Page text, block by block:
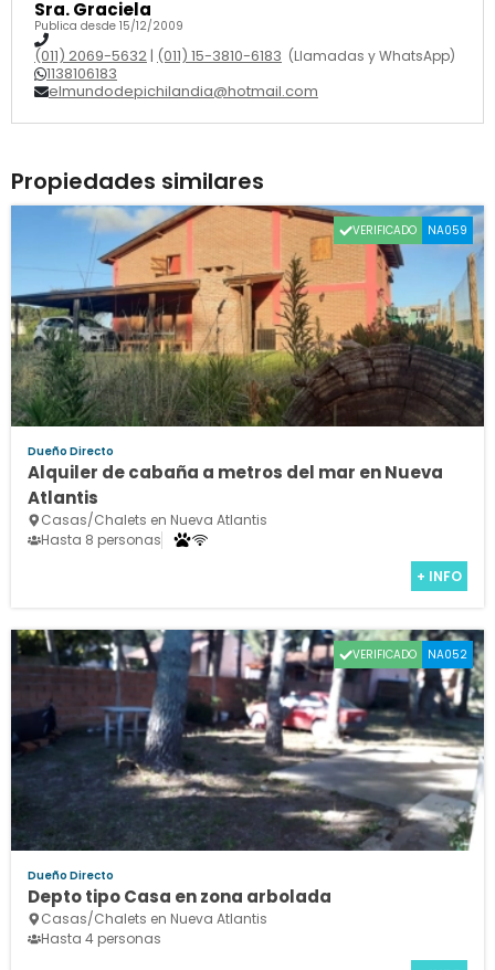
Sra. Graciela
Publica desde 15/12/2009
(011) 2069-5632| (011) 15-3810-6183 (Llamadas y WhatsApp)
1138106183
elmundodepichilandia@hotmail.com
Propiedades similares
VERIFICADO NA059
Dueño Directo
Alquiler de cabaña a metros del mar en Nueva
Atlantis
Casas/Chalets en Nueva Atlantis
Hasta 8 personas
+ INFO
VERIFICADO NA052
Dueño Directo
Depto tipo Casa en zona arbolada
Casas/Chalets en Nueva Atlantis
Hasta 4 personas